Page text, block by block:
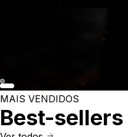
MAIS VENDIDOS
Best-